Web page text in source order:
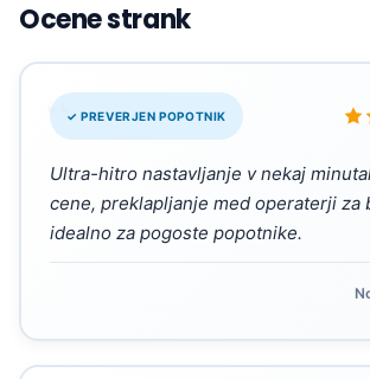
Ocene strank
✓ PREVERJEN POPOTNIK
“
Ultra-hitro nastavljanje v nekaj
cene, preklapljanje med operaterji za
idealno za pogoste popotnike.